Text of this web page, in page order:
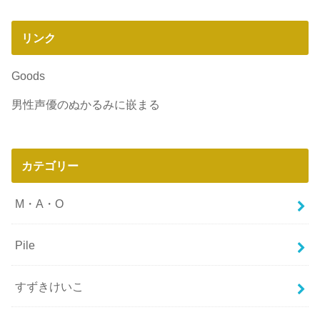
リンク
Goods
男性声優のぬかるみに嵌まる
カテゴリー
M・A・O
Pile
すずきけいこ